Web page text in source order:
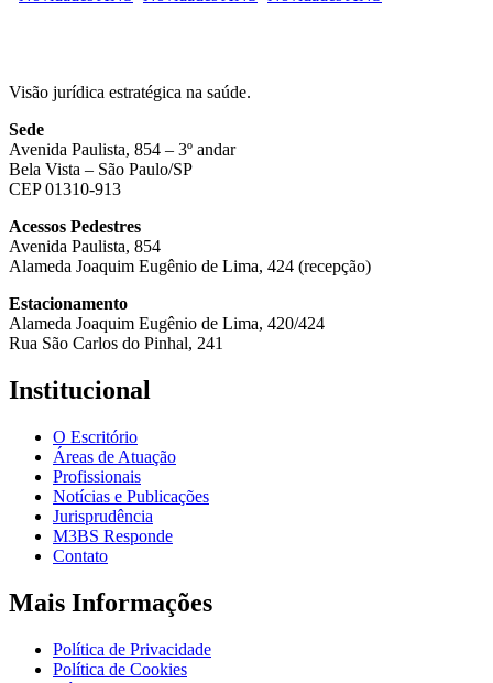
Visão jurídica estratégica na saúde.
Sede
Avenida Paulista, 854 – 3º andar
Bela Vista – São Paulo/SP
CEP 01310-913
Acessos Pedestres
Avenida Paulista, 854
Alameda Joaquim Eugênio de Lima, 424 (recepção)
Estacionamento
Alameda Joaquim Eugênio de Lima, 420/424
Rua São Carlos do Pinhal, 241
Institucional
O Escritório
Áreas de Atuação
Profissionais
Notícias e Publicações
Jurisprudência
M3BS Responde
Contato
Mais Informações
Política de Privacidade
Política de Cookies